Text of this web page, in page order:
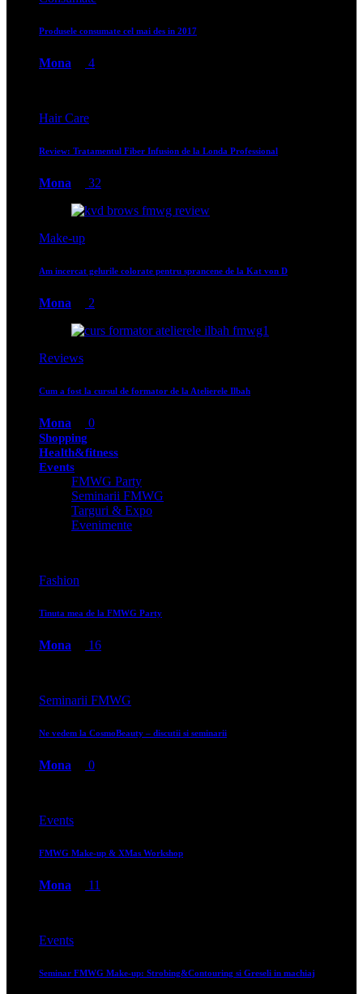
Produsele consumate cel mai des in 2017
Mona 4
Hair Care
Review: Tratamentul Fiber Infusion de la Londa Professional
Mona 32
Make-up
Am incercat gelurile colorate pentru sprancene de la Kat von D
Mona 2
Reviews
Cum a fost la cursul de formator de la Atelierele Ilbah
Mona 0
Shopping
Health&fitness
Events
FMWG Party
Seminarii FMWG
Targuri & Expo
Evenimente
Fashion
Tinuta mea de la FMWG Party
Mona 16
Seminarii FMWG
Ne vedem la CosmoBeauty – discutii si seminarii
Mona 0
Events
FMWG Make-up & XMas Workshop
Mona 11
Events
Seminar FMWG Make-up: Strobing&Contouring si Greseli in machiaj